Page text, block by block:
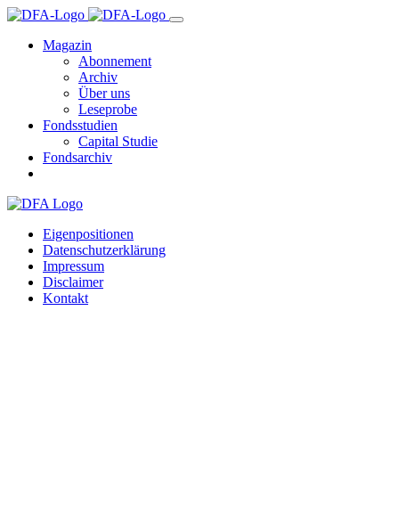
Magazin
Abonnement
Archiv
Über uns
Leseprobe
Fondsstudien
Capital Studie
Fondsarchiv
Eigenpositionen
Datenschutzerklärung
Impressum
Disclaimer
Kontakt